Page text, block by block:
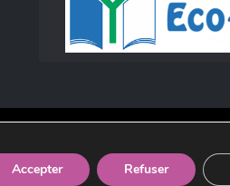
Accepter Refuser